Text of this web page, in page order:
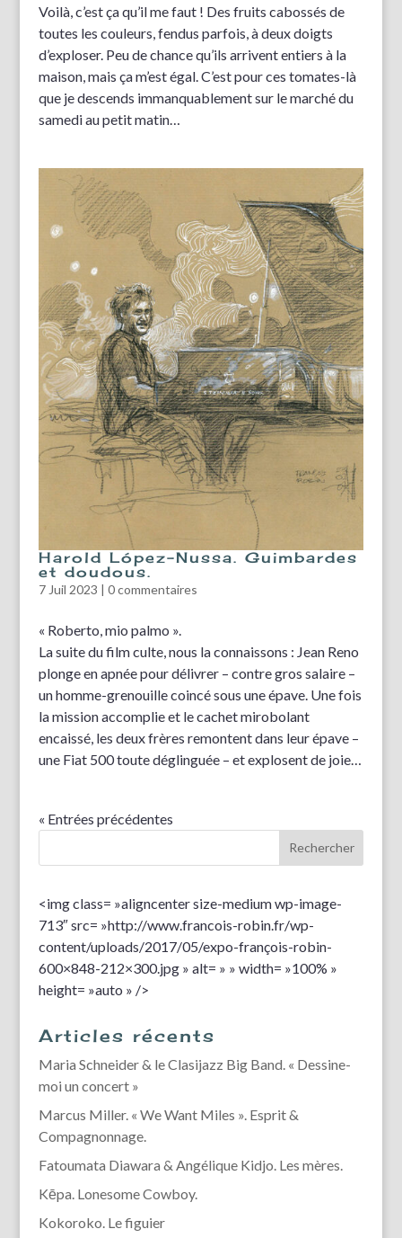
Voilà, c’est ça qu’il me faut ! Des fruits cabossés de
toutes les couleurs, fendus parfois, à deux doigts
d’exploser. Peu de chance qu’ils arrivent entiers à la
maison, mais ça m’est égal. C’est pour ces tomates-là
que je descends immanquablement sur le marché du
samedi au petit matin…
Harold López-Nussa. Guimbardes
et doudous.
7 Juil 2023 | 0 commentaires
« Roberto, mio palmo ».
La suite du film culte, nous la connaissons : Jean Reno
plonge en apnée pour délivrer – contre gros salaire –
un homme-grenouille coincé sous une épave. Une fois
la mission accomplie et le cachet mirobolant
encaissé, les deux frères remontent dans leur épave –
une Fiat 500 toute déglinguée – et explosent de joie…
« Entrées précédentes
<img class= »aligncenter size-medium wp-image-
713″ src= »http://www.francois-robin.fr/wp-
content/uploads/2017/05/expo-françois-robin-
600×848-212×300.jpg » alt= » » width= »100% »
height= »auto » />
Articles récents
Maria Schneider & le Clasijazz Big Band. « Dessine-
moi un concert »
Marcus Miller. « We Want Miles ». Esprit &
Compagnonnage.
Fatoumata Diawara & Angélique Kidjo. Les mères.
Kēpa. Lonesome Cowboy.
Kokoroko. Le figuier